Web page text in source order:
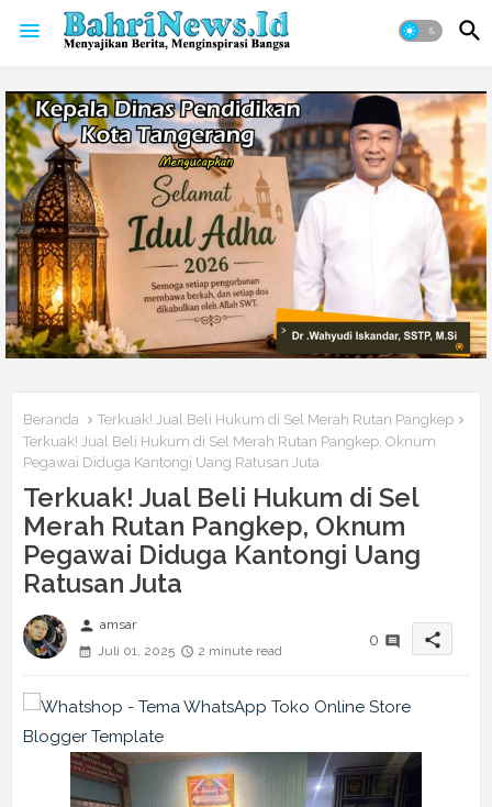
Beranda
Terkuak! Jual Beli Hukum di Sel Merah Rutan Pangkep
Terkuak! Jual Beli Hukum di Sel Merah Rutan Pangkep, Oknum
Pegawai Diduga Kantongi Uang Ratusan Juta
Terkuak! Jual Beli Hukum di Sel
Merah Rutan Pangkep, Oknum
Pegawai Diduga Kantongi Uang
Ratusan Juta
person amsar
Juli 01, 2025
2 minute read
0 share